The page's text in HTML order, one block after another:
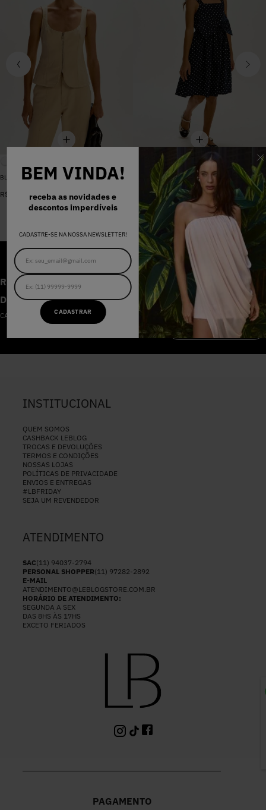
BEM VINDA!
receba as novidades e
descontos imperdíveis
CADASTRE-SE NA NOSSA NEWSLETTER!
CADASTRAR
BLUSA SARJA LARA PEROLA
R$ 00
VESTIDO MADALENA AZUL MARINHO DOT
R$ 398 00
R$ 159,20
RECEBA AS NOVIDADES E
DESCONTOS IMPERDÍVEIS
CADASTRE-SE NA NOSSA NEWSLETTER
CADASTRAR
INSTITUCIONAL
QUEM SOMOS
CASHBACK LEBLOG
TROCAS E DEVOLUÇÕES
TERMOS E CONDIÇÕES
NOSSAS LOJAS
POLÍTICAS DE PRIVACIDADE
ENVIOS E ENTREGAS
#LBFRIDAY
SEJA UM REVENDEDOR
ATENDIMENTO
SAC(11) 94037-2794
PERSONAL SHOPPER(11) 97282-2892
E-MAIL
ATENDIMENTO@LEBLOGSTORE.COM.BR
HORÁRIO DE ATENDIMENTO:
SEGUNDA A SEX
DAS 8HS ÀS 17HS
EXCETO FERIADOS
PAGAMENTO